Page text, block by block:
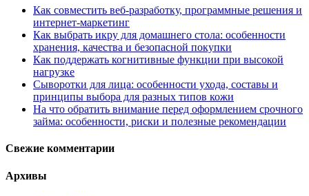
Как совместить веб-разработку, программные решения и
интернет-маркетинг
Как выбрать икру для домашнего стола: особенности
хранения, качества и безопасной покупки
Как поддержать когнитивные функции при высокой
нагрузке
Сыворотки для лица: особенности ухода, составы и
принципы выбора для разных типов кожи
На что обратить внимание перед оформлением срочного
займа: особенности, риски и полезные рекомендации
Свежие комментарии
Архивы